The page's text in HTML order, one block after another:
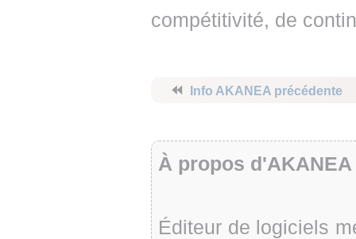
compétitivité, de
⏪ Info AKANEA précédente
À propos d'AKANEA
Éditeur de logiciels